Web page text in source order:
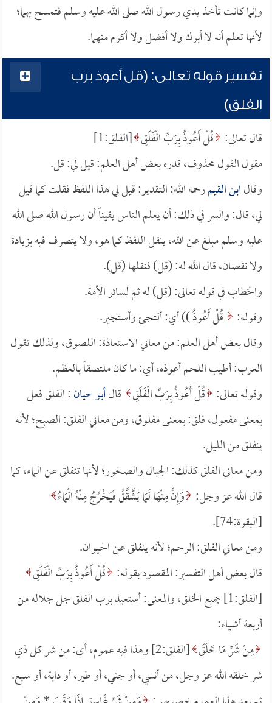
وإنما كانت تأخذ يدي رسول الله صلى الله عليه وسلم فتمسح بهما؛
لأنها تعلم أنه لا أبرك ولا أفضل ولا أكرم منهما.
تفسير قوله تعالى: (قل أعوذ برب
الفلق)
قال تعالى: قُلْ أَعُوذُ بِرَبِّ الْفَلَقِ [الفلق:1]
مقول القول محذوف، قدره بعض أهل العلم: قيل لي: قل.
وقالابن القيمرحمه الله: التقدير: قيل لي هذا اللفظ فقلت كما قيل
لي، قال: والسر في ذلك: أن يعلم الناس يقيناً أن رسول الله صلى الله
عليه وسلم مبلغ عن الله، ينقل اللفظ كما هو، ولا يتصرف فيه بزيادة
ولا نقصان، قال الله له: (قل) فنقلها (قل).
والخطاب في قوله تعالى: (قل) له ثم لسائر الأمة.
وقوله:
قُلْ أَعُوذُ )) أي: ألتجئ وأستجير.
وقال بعض أهل العلم: من معاني الاستعاذة: اللصوق، ولذلك تقول
العرب: أطيب اللحم أعوذه، أي: ما كان ملتصقاً بالعظم.
وقوله تعالى: قُلْ أَعُوذُ بِرَبِّ الْفَلَقِ قالأبو حيان: الفلق فعل
بمعنى مفعول، فلق: بمعنى مفلوق، ومن معاني الفلق: الصبح؛ لأنه
ينفلق من الليل.
ومن معاني الفلق كذلك: الجبال والصخور؛ لأنها تنفلق عن الماء، كما
قال الله عز وجل: وَإِنَّ مِنْهَا لَمَا يَشَّقَّقُ فَيَخْرُجُ مِنْهُ الْمَاءُ
[البقرة:74].
ومن معاني الفلق: الرحم؛ لأنه ينفلق عن الحيوان.
قال بعض أهل التفسير: المقصود بقوله: قُلْ أَعُوذُ بِرَبِّ الْفَلَقِ
[الفلق:1] جميع الخلق، والمعنى: أستعيذ برب الفلق جل جلاله من
أربعة أشياء:
مِنْ شَرِّ مَا خَلَقَ
[الفلق:2] وهذا فيه عموم، أي: من شر كل ذي
شر خلقه الله عز وجل، من أنسي، أو جني، أو طير، أو دابة، أو سبع.